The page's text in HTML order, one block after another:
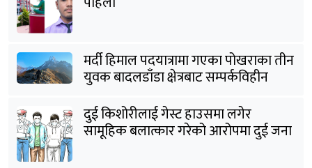
मर्दी हिमाल पदयात्रामा गएका पोखराका तीन
युवक बादलडाँडा क्षेत्रबाट सम्पर्कविहीन
दुई किशोरीलाई गेस्ट हाउसमा लगेर
सामूहिक बलात्कार गरेको आरोपमा दुई जना
पक्राउ